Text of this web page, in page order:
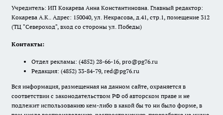
Учредитель: ИП Кокарева Анна Константиновна. Главный редактор:
Кокарева А.К.. Адрес: 150040, ул. Некрасова, д.41, стр.1, помещение 312
(ТЦ "Североход", вход со стороны ул. Победы)
Контакты:
Отдел рекламы: (4852) 28-66-16, pro@pg76.ru
Редакция: (4852) 33-84-79, red@pg76.ru
Вся информация, размещенная на данном сайте, охраняется в
соответствии с законодательством РФ об авторском праве и не
подлежит использованию кем-либо в какой бы то ни было форме, в